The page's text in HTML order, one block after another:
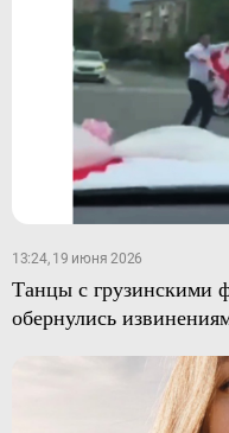
13:24, 19 июня 2026
Танцы с грузинскими
обернулись